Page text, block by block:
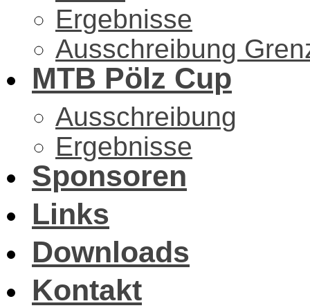
Ergebnisse
Ausschreibung
MTB Pölz Cup
Ausschreibung
Ergebnisse
Sponsoren
Links
Downloads
Kontakt